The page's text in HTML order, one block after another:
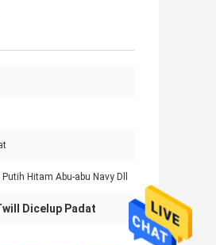
Hitam Abu-abu Navy Dll
Dicelup Padat